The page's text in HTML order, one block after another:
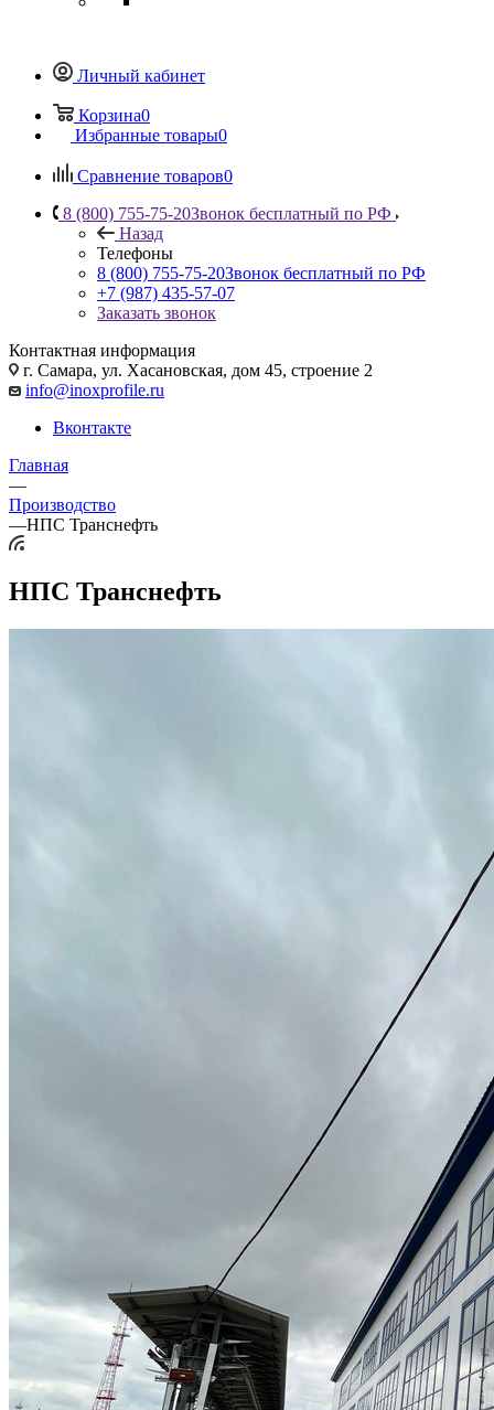
Личный кабинет
Корзина0
Избранные товары0
Сравнение товаров0
8 (800) 755-75-20Звонок бесплатный по РФ
Назад
Телефоны
8 (800) 755-75-20Звонок бесплатный по РФ
+7 (987) 435-57-07
Заказать звонок
Контактная информация
г. Самара, ул. Хасановская, дом 45, строение 2
info@inoxprofile.ru
Вконтакте
Главная
—
Производство
—НПС Транснефть
НПС Транснефть